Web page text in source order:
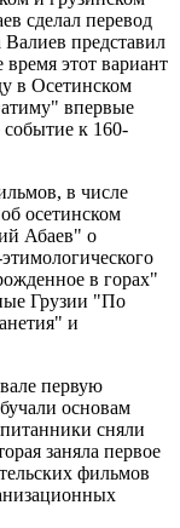
сделал перевод
Валиев представил
этот вариант
в Осетинском
впервые
к 160-
в числе
осетинском
Абаев" о
в горах"
Грузии "По
и
первую
основам
сняли
заняла первое
фильмов